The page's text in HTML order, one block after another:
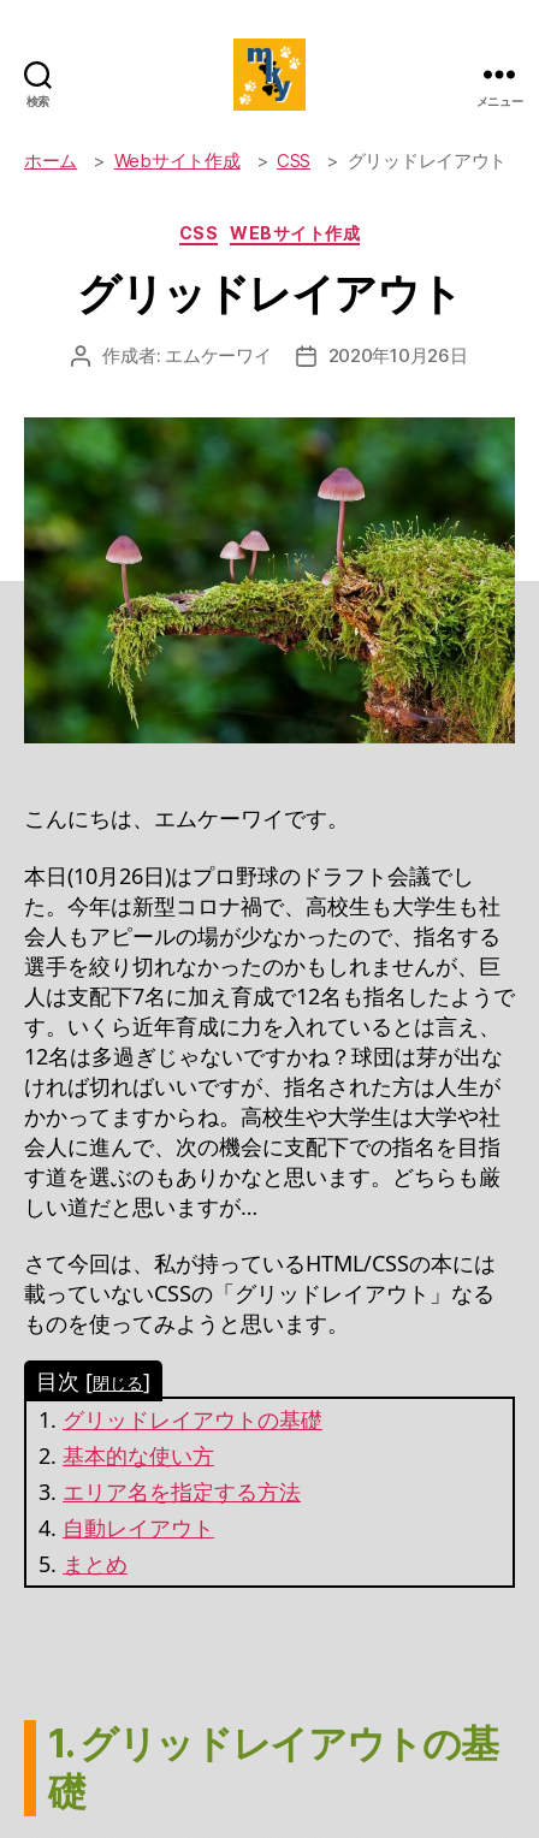
検索
website
メニュー
ホーム Webサイト作成 CSS グリッドレイアウト
カ
リ
CSS WEBサイト作成
グリッドレイアウト
投 作成者: エムケーワイ
投 2020年10月26日
こんにちは、エムケーワイです。
本日(10月26日)はプロ野球のドラフト会議でし
た。今年は新型コロナ禍で、高校生も大学生も社
会人もアピールの場が少なかったので、指名する
選手を絞り切れなかったのかもしれませんが、巨
人は支配下7名に加え育成で12名も指名したようで
す。いくら近年育成に力を入れているとは言え、
12名は多過ぎじゃないですかね？球団は芽が出な
ければ切ればいいですが、指名された方は人生が
かかってますからね。高校生や大学生は大学や社
会人に進んで、次の機会に支配下での指名を目指
す道を選ぶのもありかなと思います。どちらも厳
しい道だと思いますが…
さて今回は、私が持っているHTML/CSSの本には
載っていないCSSの「グリッドレイアウト」なる
ものを使ってみようと思います。
目次 [閉じる]
グリッドレイアウトの基礎
基本的な使い方
エリア名を指定する方法
自動レイアウト
まとめ
1. グリッドレイアウトの基
礎